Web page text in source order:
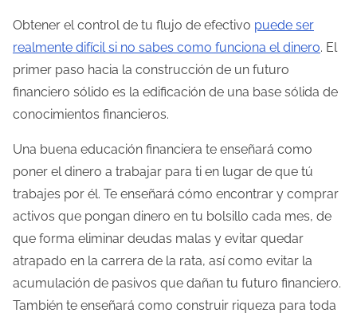
Obtener el control de tu flujo de efectivo puede ser
realmente difícil si no sabes como funciona el dinero. El
primer paso hacia la construcción de un futuro
financiero sólido es la edificación de una base sólida de
conocimientos financieros.
Una buena educación financiera te enseñará como
poner el dinero a trabajar para ti en lugar de que tú
trabajes por él. Te enseñará cómo encontrar y comprar
activos que pongan dinero en tu bolsillo cada mes, de
que forma eliminar deudas malas y evitar quedar
atrapado en la carrera de la rata, así como evitar la
acumulación de pasivos que dañan tu futuro financiero.
También te enseñará como construir riqueza para toda